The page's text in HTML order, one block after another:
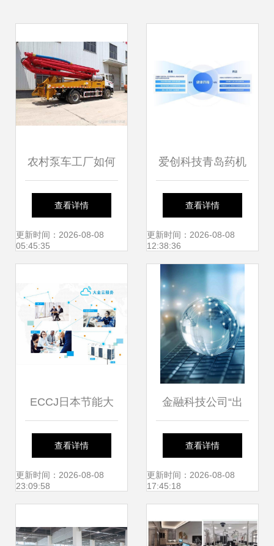
农村泵车工厂如何
建立卓越信誉与品
质技术服务
查看详情
更新时间：2026-08-08
05:45:35
爱创科技青岛药机
展之旅圆满收官,明
星产品强势亮相
查看详情
更新时间：2026-08-08
12:38:36
ECCJ日本节能大
奖揭晓 大金第19次
登顶，技术服务的
查看详情
更新时间：2026-08-08
23:09:58
金融科技公司“出
海”契机 技术服务
引领全球市场
查看详情
更新时间：2026-08-08
17:45:18